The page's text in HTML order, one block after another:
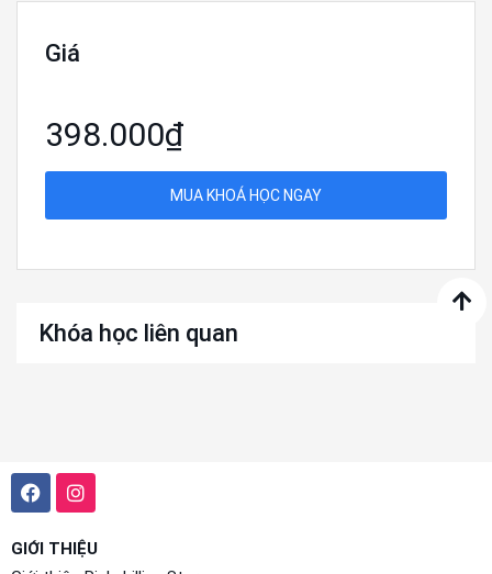
Giá
398.000₫
MUA KHOÁ HỌC NGAY
Khóa học liên quan
GIỚI THIỆU